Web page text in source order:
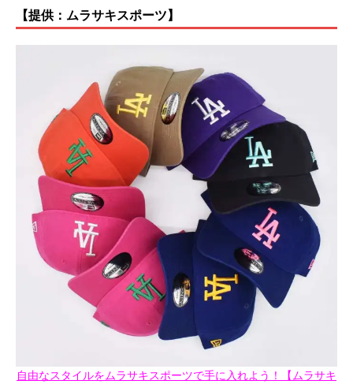
【提供：ムラサキスポーツ】
自由なスタイルをムラサキスポーツで手に入れよう！【ムラサキ